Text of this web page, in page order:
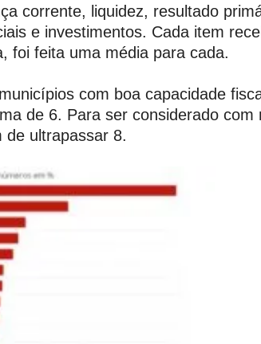
corrente, liquidez, resultado
e investimentos. Cada item
foi feita uma média para cada.
com boa capacidade
de 6. Para ser considerado com
de ultrapassar 8.